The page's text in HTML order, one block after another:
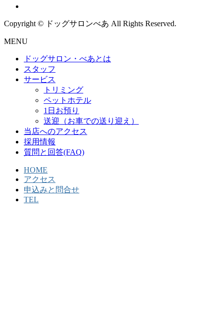
Copyright © ドッグサロンべあ All Rights Reserved.
MENU
ドッグサロン・べあとは
スタッフ
サービス
トリミング
ペットホテル
1日お預り
送迎（お車での送り迎え）
当店へのアクセス
採用情報
質問と回答(FAQ)
HOME
アクセス
申込みと問合せ
TEL